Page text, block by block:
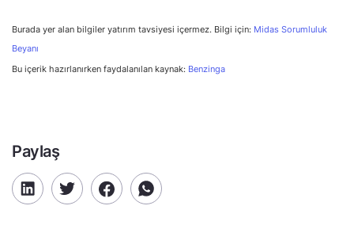
Burada yer alan bilgiler yatırım tavsiyesi içermez. Bilgi için: Midas Sorumluluk
Beyanı
Bu içerik hazırlanırken faydalanılan kaynak: Benzinga
Paylaş